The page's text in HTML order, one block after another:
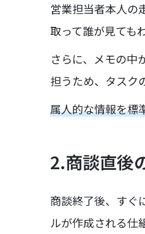
営業担当者本人の
取って誰が見ても
さらに、メモの中
担うため、タスク
属人的な情報を標
2.商談直後
商談終了後、すぐ
ルが作成される仕